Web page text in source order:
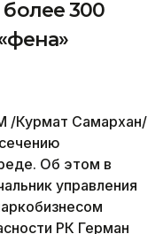
300
Курмат Самархан/
Об этом в
управления
РК Герман